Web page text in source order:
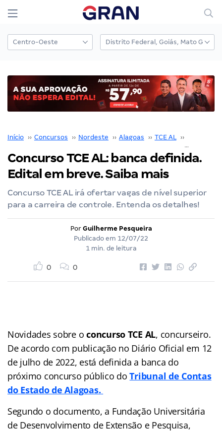
Início ›› Concursos ›› Nordeste ›› Alagoas ›› TCE AL ››
Concurso TCE AL: banca definida.
Edital em breve. Saiba mais
Concurso TCE AL irá ofertar vagas de nível superior
para a carreira de controle. Entenda os detalhes!
Por Guilherme Pesqueira
Publicado em 12/07/22
1 min. de leitura
0 0
Novidades sobre oconcurso TCE AL, concurseiro.
De acordo com publicação no Diário Oficial em 12
de julho de 2022, está definida a banca do
próximo concurso público doTribunal de Contas
do Estado de Alagoas.
Segundo o documento, a Fundação Universitária
de Desenvolvimento de Extensão e Pesquisa,